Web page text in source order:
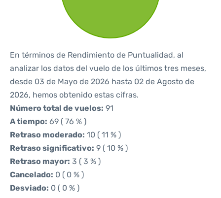
En términos de Rendimiento de Puntualidad, al
analizar los datos del vuelo de los últimos tres meses,
desde 03 de Mayo de 2026 hasta 02 de Agosto de
2026, hemos obtenido estas cifras.
Número total de vuelos: 91
A tiempo: 69 ( 76 % )
Retraso moderado: 10 ( 11 % )
Retraso significativo: 9 ( 10 % )
Retraso mayor: 3 ( 3 % )
Cancelado: 0 ( 0 % )
Desviado: 0 ( 0 % )